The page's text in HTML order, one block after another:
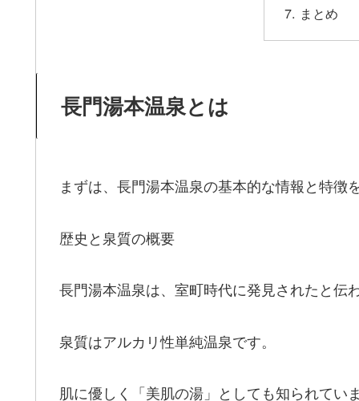
まとめ
長門湯本温泉とは
まずは、長門湯本温泉の基本的な情報と特徴
歴史と泉質の概要
長門湯本温泉は、室町時代に発見されたと伝
泉質はアルカリ性単純温泉です。
肌に優しく「美肌の湯」としても知られてい